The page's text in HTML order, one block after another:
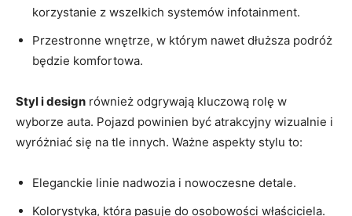
korzystanie z wszelkich systemów infotainment.
Przestronne wnętrze, w którym nawet dłuższa⁤ podróż
‌będzie komfortowa.
Styl i ⁣design również odgrywają kluczową rolę w
wyborze auta. Pojazd powinien być atrakcyjny wizualnie i
wyróżniać się na tle innych. Ważne aspekty stylu to:
Eleganckie⁣ linie ‍nadwozia i nowoczesne detale.
Kolorystyka, która pasuje do osobowości właściciela.